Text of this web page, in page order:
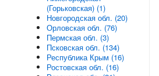
(Горьковская) (1)
Новгородская обл. (20)
Орловская обл. (76)
Пермская обл. (3)
Псковская обл. (134)
Республика Крым (16)
Ростовская обл. (16)